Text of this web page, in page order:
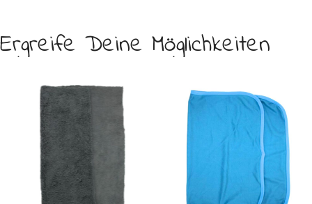
Ergreife Deine Möglichkeiten